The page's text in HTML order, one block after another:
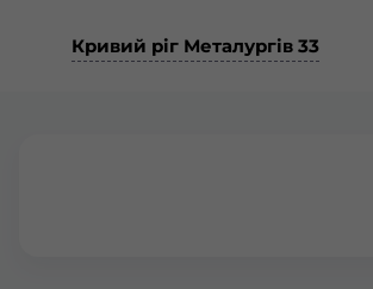
Кривий ріг Металургів 33